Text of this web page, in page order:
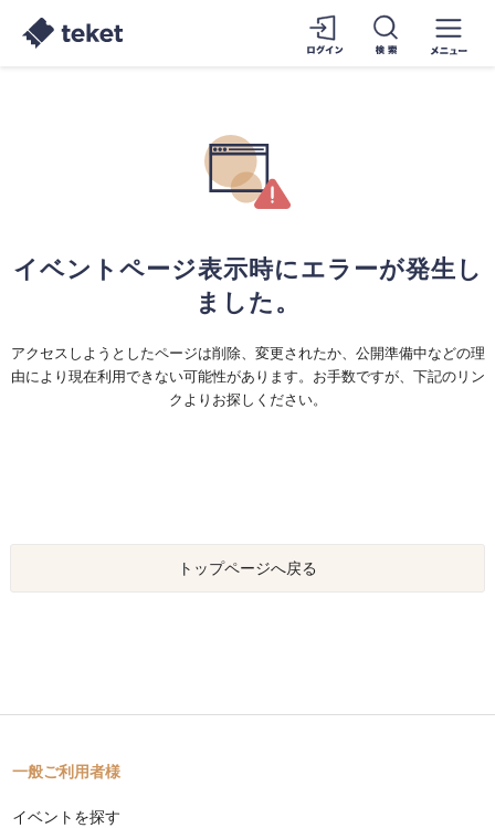
イベントページ表示時にエラーが発生し
ました。
アクセスしようとしたページは削除、変更されたか、公開準備中などの理
由により現在利用できない可能性があります。お手数ですが、下記のリン
クよりお探しください。
トップページへ戻る
一般ご利用者様
イベントを探す